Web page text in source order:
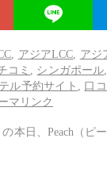
アジアLCC
アジ
コミ シンガポール
ル予約サイト
口
マリンク
の本日、Peach（ピ